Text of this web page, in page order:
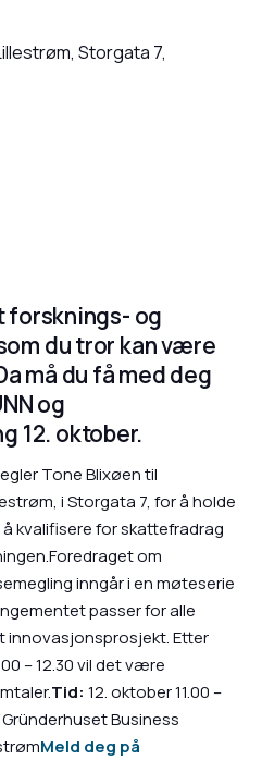
Storgata 7,
forsknings- og
du tror kan være
må du få med deg
og
12. oktober.
Tone Blixøen til
i Storgata 7, for å holde
kvalifisere for skattefradrag
om
inngår i en møteserie
passer for alle
innovasjonsprosjekt. Etter
– 12.30 vil det være
Tid: 12. oktober 11.00 –
Gründerhuset Business
Meld deg på